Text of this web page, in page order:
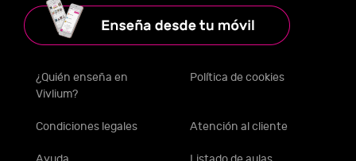
¿Quién enseña en
Vivlium?
Política de cookies
Condiciones legales Atención al cliente